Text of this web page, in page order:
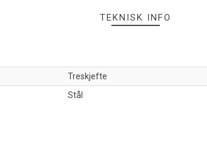
TEKNISK INFO
Treskjefte
Stål